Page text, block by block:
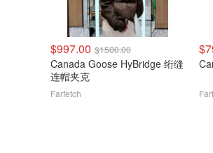
$997.00 $1500.00
Canada Goose HyBridge 绗缝
连帽夹克
Farfetch